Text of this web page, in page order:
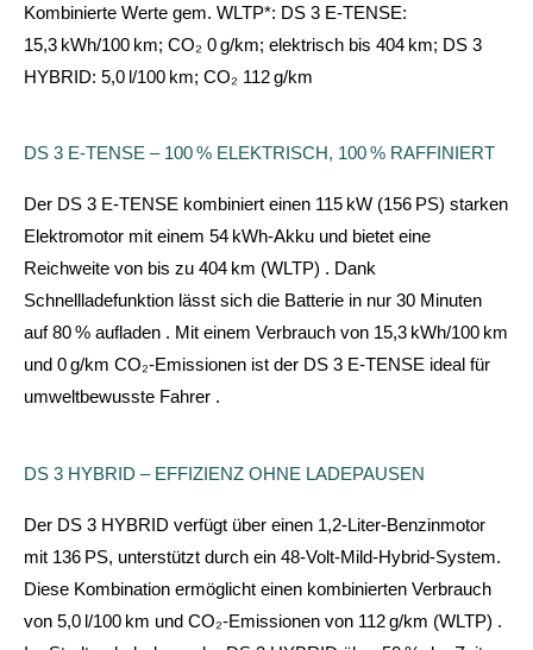
Kombinierte Werte gem. WLTP*: DS 3 E-TENSE:
15,3 kWh/100 km; CO₂ 0 g/km; elektrisch bis 404 km; DS 3
HYBRID: 5,0 l/100 km; CO₂ 112 g/km
DS 3 E-TENSE – 100 % ELEKTRISCH, 100 % RAFFINIERT
Der DS 3 E-TENSE kombiniert einen 115 kW (156 PS) starken
Elektromotor mit einem 54 kWh-Akku und bietet eine
Reichweite von bis zu 404 km (WLTP) . Dank
Schnellladefunktion lässt sich die Batterie in nur 30 Minuten
auf 80 % aufladen . Mit einem Verbrauch von 15,3 kWh/100 km
und 0 g/km CO₂-Emissionen ist der DS 3 E-TENSE ideal für
umweltbewusste Fahrer .
DS 3 HYBRID – EFFIZIENZ OHNE LADEPAUSEN
Der DS 3 HYBRID verfügt über einen 1,2-Liter-Benzinmotor
mit 136 PS, unterstützt durch ein 48-Volt-Mild-Hybrid-System.
Diese Kombination ermöglicht einen kombinierten Verbrauch
von 5,0 l/100 km und CO₂-Emissionen von 112 g/km (WLTP) .